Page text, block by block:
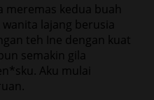
meremas kedua buah
lajang berusia
teh Ine dengan kuat
semakin gila
Aku mulai